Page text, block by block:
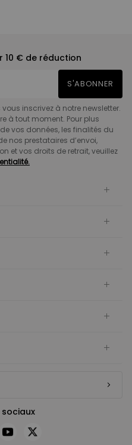
10 € de réduction
S'ABONNER
inscrivez à notre newsletter.
à tout moment. Pour plus
vos données, les finalités du
nos prestataires d’envoi,
et vos droits de retrait, veuillez
sociaux